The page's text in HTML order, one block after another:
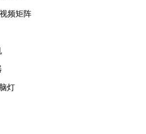
频矩阵
灯